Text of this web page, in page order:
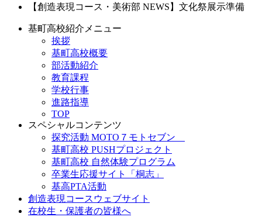
【創造表現コース・美術部 NEWS】文化祭展示準備
基町高校紹介メニュー
挨拶
基町高校概要
部活動紹介
教育課程
学校行事
進路指導
TOP
スペシャルコンテンツ
探究活動 MOTO７モトセブン
基町高校 PUSHプロジェクト
基町高校 自然体験プログラム
卒業生応援サイト「桐志」
基高PTA活動
創造表現コースウェブサイト
在校生・保護者の皆様へ